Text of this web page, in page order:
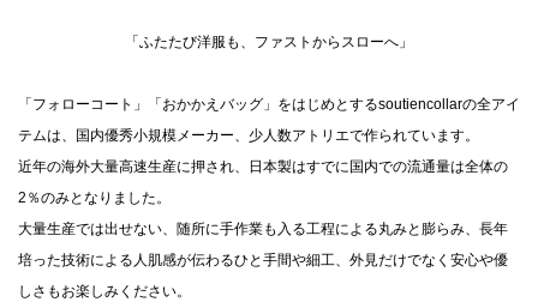
「ふたたび洋服も、ファストからスローへ」
「フォローコート」「おかかえバッグ」をはじめとするsoutiencollarの全アイ
テムは、国内優秀小規模メーカー、少人数アトリエで作られています。
近年の海外大量高速生産に押され、日本製はすでに国内での流通量は全体の
2％のみとなりました。
大量生産では出せない、随所に手作業も入る工程による丸みと膨らみ、長年
培った技術による人肌感が伝わるひと手間や細工、外見だけでなく安心や優
しさもお楽しみください。